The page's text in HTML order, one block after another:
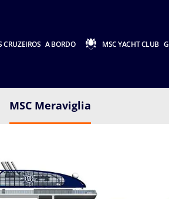
CRUZEIROS A BORDO MSC YACHT CLUB
MSC Meraviglia